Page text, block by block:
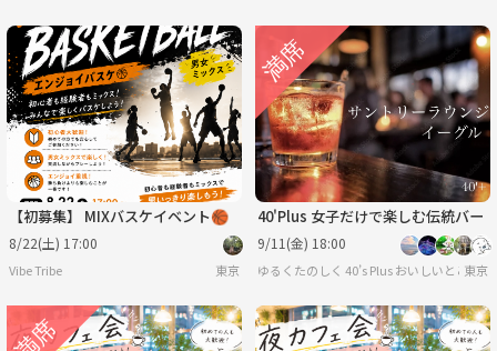
【初募集】 MIXバスケイベント🏀
8/22(土) 17:00
Vibe Tribe 東京
40'Plus 女子だけで楽しむ伝統バー
9/11(金) 18:00
ゆるくたのしく 40’s Plus おいし
東京